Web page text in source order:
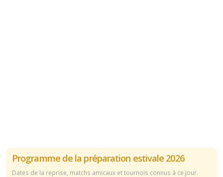
Programme de la préparation estivale 2026
Dates de la reprise, matchs amicaux et tournois connus à ce jour.